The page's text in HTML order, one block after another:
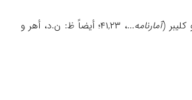
(آمارنامه
...، ۴۱,۲۳؛ أیضاً ظ: ن.د، أهر و